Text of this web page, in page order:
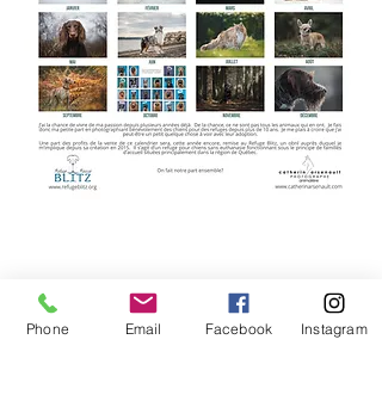
Les jours fériés, quelques fêtes
importantes ainsi que les
changements d'heure y sont
également précisés.
Phone Email Facebook Instagram